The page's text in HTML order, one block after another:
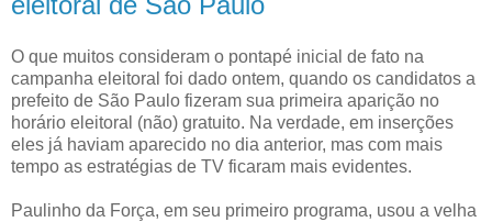
O que muitos consideram o pontapé inicial de fato na
campanha eleitoral foi dado ontem, quando os candidatos a
prefeito de São Paulo fizeram sua primeira aparição no
horário eleitoral (não) gratuito. Na verdade, em inserções
eles já haviam aparecido no dia anterior, mas com mais
tempo as estratégias de TV ficaram mais evidentes.
Paulinho da Força, em seu primeiro programa, usou a velha